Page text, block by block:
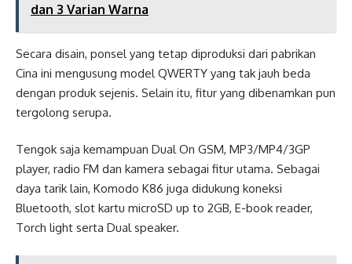
dan 3 Varian Warna
Secara disain, ponsel yang tetap diproduksi dari pabrikan
Cina ini mengusung model QWERTY yang tak jauh beda
dengan produk sejenis. Selain itu, fitur yang dibenamkan pun
tergolong serupa.
Tengok saja kemampuan Dual On GSM, MP3/MP4/3GP
player, radio FM dan kamera sebagai fitur utama. Sebagai
daya tarik lain, Komodo K86 juga didukung koneksi
Bluetooth, slot kartu microSD up to 2GB, E-book reader,
Torch light serta Dual speaker.